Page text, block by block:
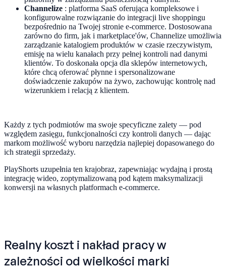
Channelize : platforma SaaS oferująca kompleksowe i
konfigurowalne rozwiązanie do integracji live shoppingu
bezpośrednio na Twojej stronie e-commerce. Dostosowana
zarówno do firm, jak i marketplace'ów, Channelize umożliwia
zarządzanie katalogiem produktów w czasie rzeczywistym,
emisję na wielu kanałach przy pełnej kontroli nad danymi
klientów. To doskonała opcja dla sklepów internetowych,
które chcą oferować płynne i spersonalizowane
doświadczenie zakupów na żywo, zachowując kontrolę nad
wizerunkiem i relacją z klientem.
Każdy z tych podmiotów ma swoje specyficzne zalety — pod
względem zasięgu, funkcjonalności czy kontroli danych — dając
markom możliwość wyboru narzędzia najlepiej dopasowanego do
ich strategii sprzedaży.
PlayShorts uzupełnia ten krajobraz, zapewniając wydajną i prostą
integrację wideo, zoptymalizowaną pod kątem maksymalizacji
konwersji na własnych platformach e-commerce.
Realny koszt i nakład pracy w
zależności od wielkości marki